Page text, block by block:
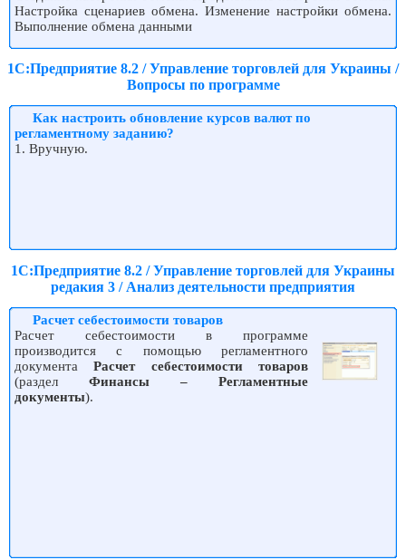
Настройка сценариев обмена. Изменение настройки обмена.
Выполнение обмена данными
1С:Предприятие 8.2 / Управление торговлей для Украины /
Вопросы по программе
Как настроить обновление курсов валют по
регламентному заданию?
1. Вручную.
1С:Предприятие 8.2 / Управление торговлей для Украины
редакия 3 / Анализ деятельности предприятия
Расчет себестоимости товаров
Расчет себестоимости в программе
производится с помощью регламентного
документаРасчет себестоимости товаров
(разделФинансы – Регламентные
документы).